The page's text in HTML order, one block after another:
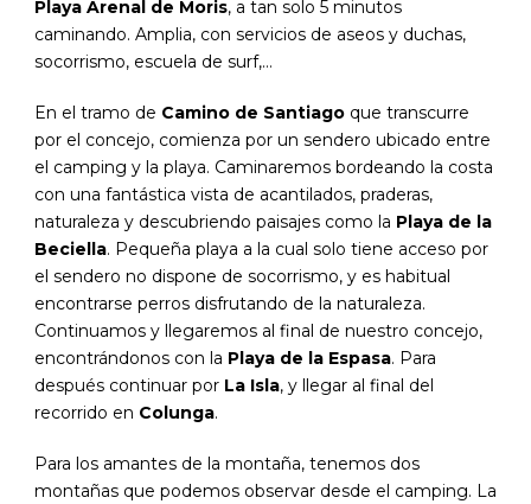
Playa Arenal de Moris, a tan solo 5 minutos
caminando. Amplia, con servicios de aseos y duchas,
socorrismo, escuela de surf,…
En el tramo de Camino de Santiago que transcurre
por el concejo, comienza por un sendero ubicado entre
el camping y la playa. Caminaremos bordeando la costa
con una fantástica vista de acantilados, praderas,
naturaleza y descubriendo paisajes como la Playa de la
Beciella. Pequeña playa a la cual solo tiene acceso por
el sendero no dispone de socorrismo, y es habitual
encontrarse perros disfrutando de la naturaleza.
Continuamos y llegaremos al final de nuestro concejo,
encontrándonos con la Playa de la Espasa. Para
después continuar por La Isla, y llegar al final del
recorrido en Colunga.
Para los amantes de la montaña, tenemos dos
montañas que podemos observar desde el camping. La